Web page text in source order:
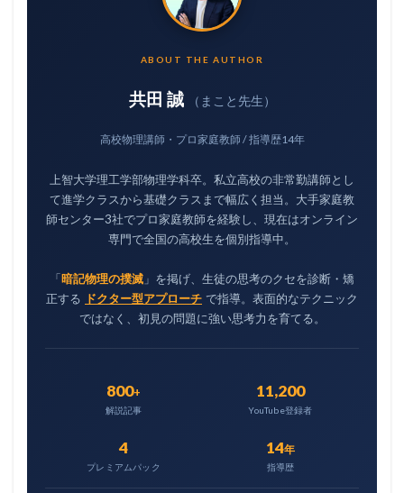
ABOUT THE AUTHOR
共田 誠 （まこと先生）
高校物理講師・プロ家庭教師 / 指導歴14年
上智大学理工学部物理学科卒。私立高校の非常勤講師とし
て進学クラスから基礎クラスまで幅広く担当。大手家庭教
師センター3社でプロ家庭教師を経験し、現在はオンライン
専門で全国の高校生を個別指導中。
「暗記物理の撲滅 」を掲げ、生徒の思考のクセを診断・矯
正する ドクター型アプローチ で指導。表面的なテクニック
ではなく、初見の問題に強い思考力を育てる。
800+
解説記事
11,200
YouTube登録者
4
プレミアムパック
14年
指導歴